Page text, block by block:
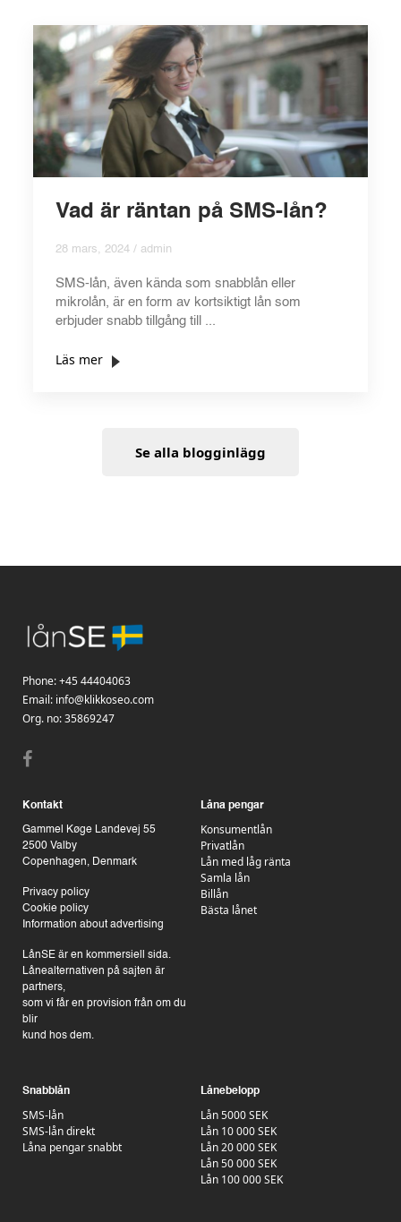
Vad är räntan på SMS-lån?
28 mars, 2024 / admin
SMS-lån, även kända som snabblån eller
mikrolån, är en form av kortsiktigt lån som
erbjuder snabb tillgång till ...
Läs mer
Se alla blogginlägg
Phone:+45 44404063
Email: info@klikkoseo.com
Org. no: 35869247
Kontakt
Gammel Køge Landevej 55
2500 Valby
Copenhagen, Denmark
Privacy policy
Cookie policy
Information about advertising
LånSE är en kommersiell sida.
Lånealternativen på sajten är
partners,
som vi får en provision från om du
blir
kund hos dem.
Låna pengar
Konsumentlån
Privatlån
Lån med låg ränta
Samla lån
Billån
Bästa lånet
Snabblån
SMS-lån
SMS-lån direkt
Låna pengar snabbt
Lånebelopp
Lån 5000 SEK
Lån 10 000 SEK
Lån 20 000 SEK
Lån 50 000 SEK
Lån 100 000 SEK